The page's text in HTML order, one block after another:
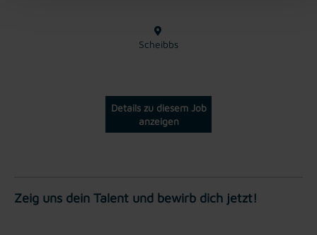
Scheibbs
Details zu diesem Job
anzeigen
Zeig uns dein Talent und bewirb dich jetzt!